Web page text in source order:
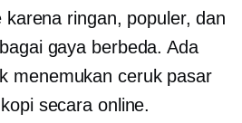
karena ringan, populer, dan
gaya berbeda. Ada
menemukan ceruk pasar
secara online.